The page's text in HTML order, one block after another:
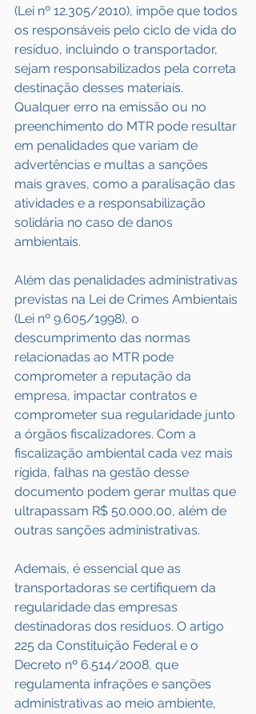
(Lei nº 12.305/2010), impõe que todos
os responsáveis pelo ciclo de vida do
resíduo, incluindo o transportador,
sejam responsabilizados pela correta
destinação desses materiais.
Qualquer erro na emissão ou no
preenchimento do MTR pode resultar
em penalidades que variam de
advertências e multas a sanções
mais graves, como a paralisação das
atividades e a responsabilização
solidária no caso de danos
ambientais.
Além das penalidades administrativas
previstas na Lei de Crimes Ambientais
(Lei nº 9.605/1998), o
descumprimento das normas
relacionadas ao MTR pode
comprometer a reputação da
empresa, impactar contratos e
comprometer sua regularidade junto
a órgãos fiscalizadores. Com a
fiscalização ambiental cada vez mais
rígida, falhas na gestão desse
documento podem gerar multas que
ultrapassam R$ 50.000,00, além de
outras sanções administrativas.
Ademais, é essencial que as
transportadoras se certifiquem da
regularidade das empresas
destinadoras dos resíduos. O artigo
225 da Constituição Federal e o
Decreto nº 6.514/2008, que
regulamenta infrações e sanções
administrativas ao meio ambiente,